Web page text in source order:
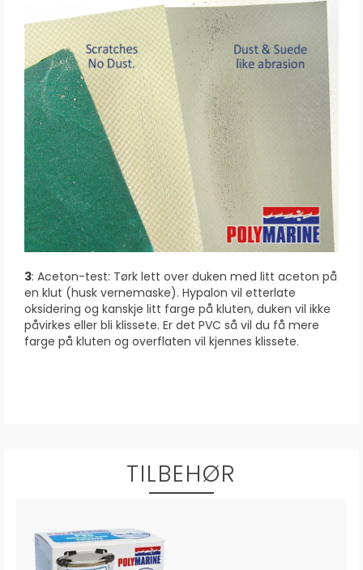
3: Aceton-test: Tørk lett over duken med litt aceton på
en klut (husk vernemaske). Hypalon vil etterlate
oksidering og kanskje litt farge på kluten, duken vil ikke
påvirkes eller bli klissete. Er det PVC så vil du få mere
farge på kluten og overflaten vil kjennes klissete.
TILBEHØR